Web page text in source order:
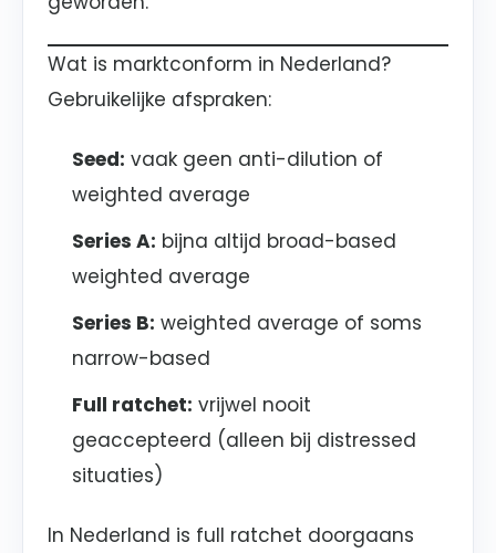
Wat is marktconform in Nederland?
Gebruikelijke afspraken:
Seed: vaak geen anti-dilution of
weighted average
Series A: bijna altijd broad-based
weighted average
Series B: weighted average of soms
narrow-based
Full ratchet: vrijwel nooit
geaccepteerd (alleen bij distressed
situaties)
In Nederland is full ratchet doorgaans